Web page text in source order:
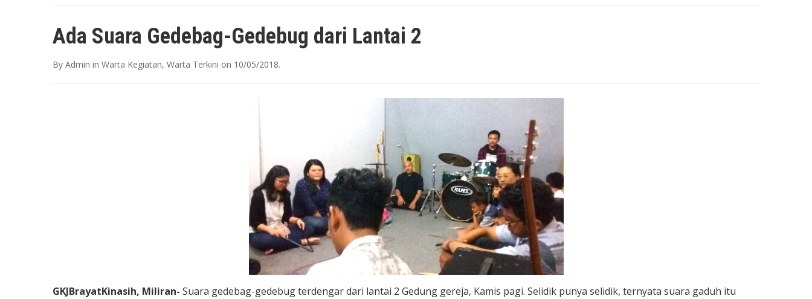
Ada Suara Gedebag-Gedebug dari Lantai 2
By Admin in Warta Kegiatan, Warta Terkini on 10/05/2018.
GKJBrayatKinasih, Miliran- Suara gedebag-gedebug terdengar dari lantai 2 Gedung gereja, Kamis pagi. Selidik punya selidik, ternyata suara gaduh itu